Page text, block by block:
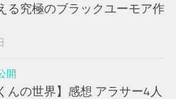
る究極のブラックユーモア作
開
んの世界】感想 アラサー4人